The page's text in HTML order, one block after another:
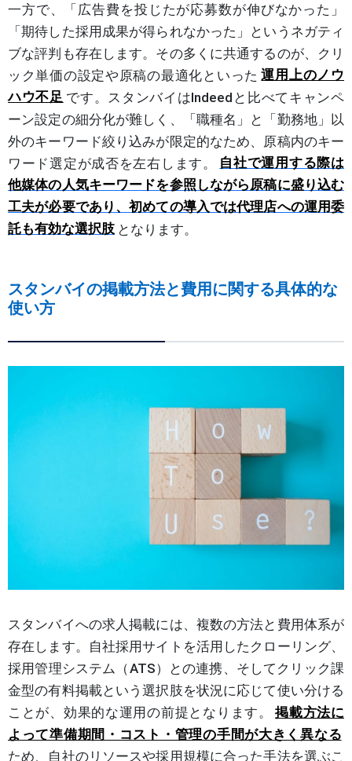
一方で、「広告費を投じたが応募数が伸びなかった」
「期待した採用成果が得られなかった」というネガティ
ブな評判も存在します。その多くに共通するのが、クリ
ック単価の設定や原稿の最適化といった 運用上のノウ
ハウ不足 です。スタンバイはIndeedと比べてキャンペ
ーン設定の細分化が難しく、「職種名」と「勤務地」以
外のキーワード絞り込みが限定的なため、原稿内のキー
ワード選定が成否を左右します。
自社で運用する際は
他媒体の人気キーワードを参照しながら原稿に盛り込む
工夫が必要であり、初めての導入では代理店への運用委
託も有効な選択肢 となります。
スタンバイの掲載方法と費用に関する具体的な
使い方
スタンバイへの求人掲載には、複数の方法と費用体系が
存在します。自社採用サイトを活用したクローリング、
採用管理システム（ATS）との連携、そしてクリック課
金型の有料掲載という選択肢を状況に応じて使い分ける
ことが、効果的な運用の前提となります。
掲載方法に
よって準備期間・コスト・管理の手間が大きく異なる
ため、自社のリソースや採用規模に合った手法を選ぶこ